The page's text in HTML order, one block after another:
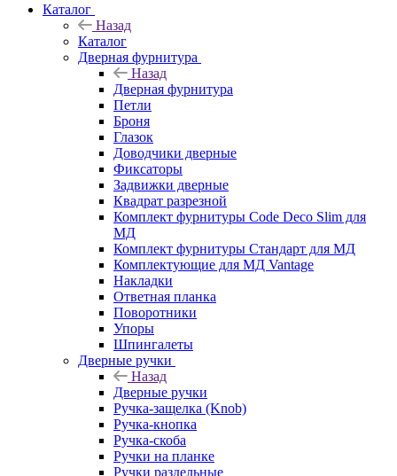
Каталог
Назад
Каталог
Дверная фурнитура
Назад
Дверная фурнитура
Петли
Броня
Глазок
Доводчики дверные
Фиксаторы
Задвижки дверные
Квадрат разрезной
Комплект фурнитуры Code Deco Slim для
МД
Комплект фурнитуры Стандарт для МД
Комплектующие для МД Vantage
Накладки
Ответная планка
Поворотники
Упоры
Шпингалеты
Дверные ручки
Назад
Дверные ручки
Ручка-защелка (Knob)
Ручка-кнопка
Ручка-скоба
Ручки на планке
Ручки раздельные